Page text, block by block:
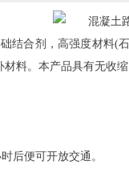
结合剂，高强度材料(
料。本产品具有无收
后便可开放交通。